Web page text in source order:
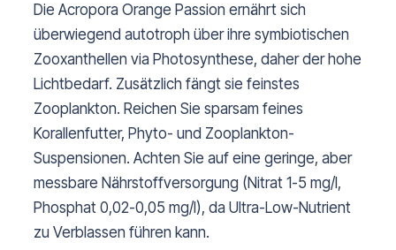
Die Acropora Orange Passion ernährt sich
überwiegend autotroph über ihre symbiotischen
Zooxanthellen via Photosynthese, daher der hohe
Lichtbedarf. Zusätzlich fängt sie feinstes
Zooplankton. Reichen Sie sparsam feines
Korallenfutter, Phyto- und Zooplankton-
Suspensionen. Achten Sie auf eine geringe, aber
messbare Nährstoffversorgung (Nitrat 1-5 mg/l,
Phosphat 0,02-0,05 mg/l), da Ultra-Low-Nutrient
zu Verblassen führen kann.